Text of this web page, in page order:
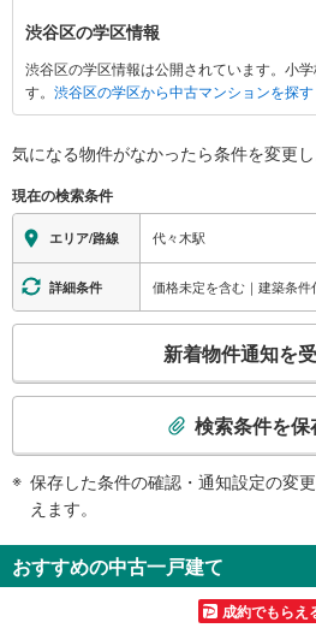
渋谷区の学区情報
渋谷区の学区情報は公開されています。小
す。 渋谷区の学区から中古マンションを探す
気になる物件がなかったら条件を変更し
現在の検索条件
エリア/路線 代々木駅
詳細条件 価格未定を含む｜建築条
検
知
を
新着物件通知を
検索条件を保
保存した条件の確認・通知設定の変
えます。
おすすめの中古一戸建て
成約でもらえ